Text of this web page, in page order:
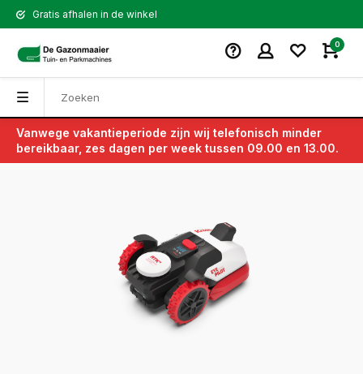
Gratis afhalen in de winkel
0
Vanwege vakantieperiode zijn wij telefonisch minder
bereikbaar, zes dagen per week tussen 09.00 en 13.00.
Terug